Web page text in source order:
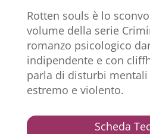
Rotten souls è lo
volume della serie
romanzo psicologico
indipendente e con
parla di disturbi
estremo e violento.
Scheda